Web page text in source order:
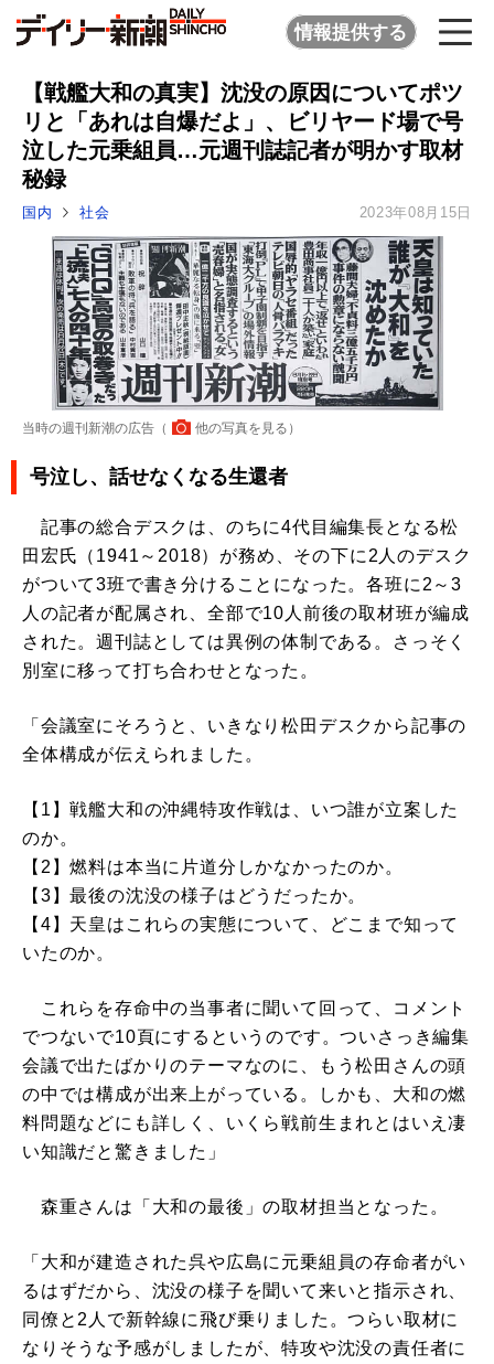
情報提供する
【戦艦大和の真実】沈没の原因についてポツ
リと「あれは自爆だよ」、ビリヤード場で号
泣した元乗組員…元週刊誌記者が明かす取材
秘録
国内 社会 2023年08月15日
当時の週刊新潮の広告（ 他の写真を見る ）
号泣し、話せなくなる生還者
記事の総合デスクは、のちに4代目編集長となる松
田宏氏（1941～2018）が務め、その下に2人のデスク
がついて3班で書き分けることになった。各班に2～3
人の記者が配属され、全部で10人前後の取材班が編成
された。週刊誌としては異例の体制である。さっそく
別室に移って打ち合わせとなった。
「会議室にそろうと、いきなり松田デスクから記事の
全体構成が伝えられました。
【1】戦艦大和の沖縄特攻作戦は、いつ誰が立案した
のか。
【2】燃料は本当に片道分しかなかったのか。
【3】最後の沈没の様子はどうだったか。
【4】天皇はこれらの実態について、どこまで知って
いたのか。
これらを存命中の当事者に聞いて回って、コメント
でつないで10頁にするというのです。ついさっき編集
会議で出たばかりのテーマなのに、もう松田さんの頭
の中では構成が出来上がっている。しかも、大和の燃
料問題などにも詳しく、いくら戦前生まれとはいえ凄
い知識だと驚きました」
森重さんは「大和の最後」の取材担当となった。
「大和が建造された呉や広島に元乗組員の存命者がい
るはずだから、沈没の様子を聞いて来いと指示され、
同僚と2人で新幹線に飛び乗りました。つらい取材に
なりそうな予感がしましたが、特攻や沈没の責任者に